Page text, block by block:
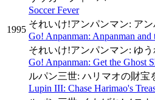
Soccer Fever
1995
それいけ!アンパンマン: ア
Go! Anpanman: Anpanman
それいけ!アンパンマン: ゆ
Go! Anpanman: Get the Ghost
ルパン三世: ハリマオの財宝
Lupin III: Chase Harimao's